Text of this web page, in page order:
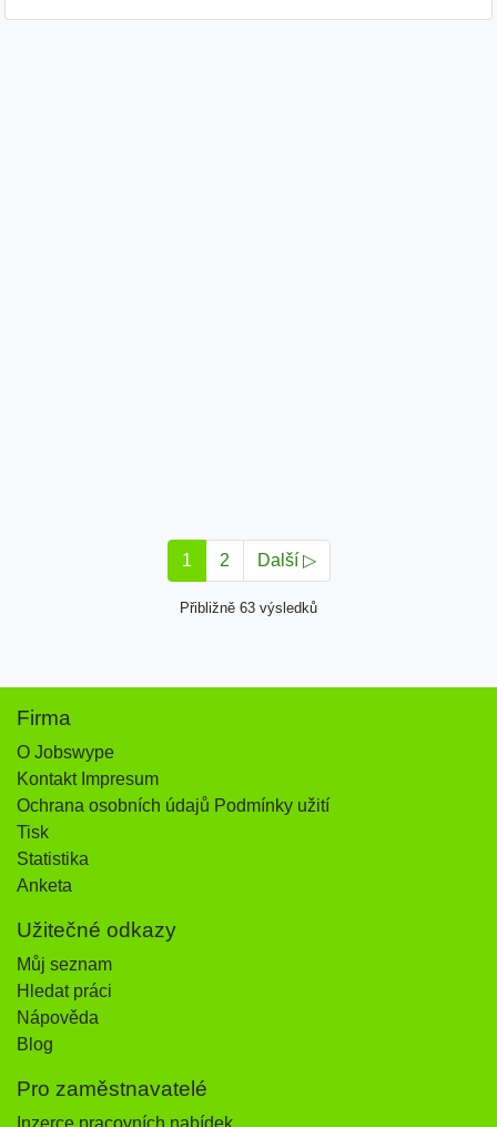
1 2 Další ▷
Přibližně 63 výsledků
Firma
O Jobswype
Kontakt Impresum
Ochrana osobních údajů Podmínky užití
Tisk
Statistika
Anketa
Užitečné odkazy
Můj seznam
Hledat práci
Nápověda
Blog
Pro zaměstnavatelé